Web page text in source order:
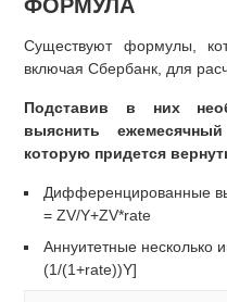
ФОРМУЛА
Существуют формулы,
включая Сбербанк, для
Подставив в них
выяснить
которую придется
Дифференцированные
= ZV/Y+ZV*rate
Аннуитетные несколько
(1/(1+rate))Y]